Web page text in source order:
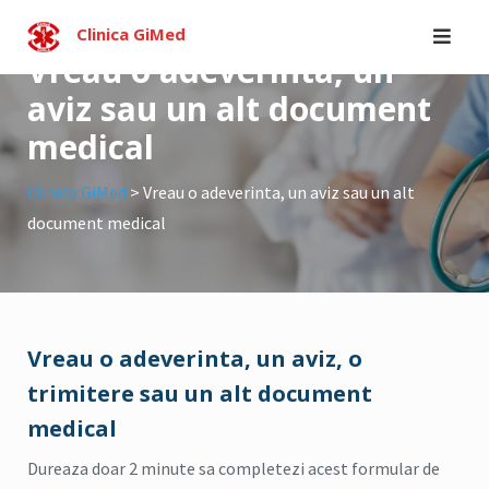
content
Clinica GiMed
Vreau o adeverinta, un
aviz sau un alt document
medical
Clinica GiMed > Vreau o adeverinta, un aviz sau un alt
document medical
Vreau o adeverinta, un aviz, o
trimitere sau un alt document
medical
Dureaza doar 2 minute sa completezi acest formular de